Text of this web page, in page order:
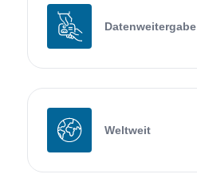
Datenweitergabe
Weltweit